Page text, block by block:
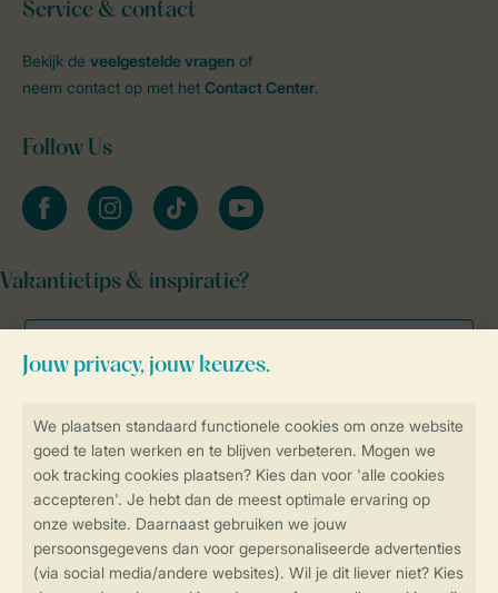
Veilig en snel online boeken
Veilige gegevensoverdracht
Veilige betaling
Service & contact
Bekijk de veelgestelde vragen of
neem contact op met het Contact Center.
Follow Us
facebookinstagramtiktok youtube
Vakantietips & inspiratie?